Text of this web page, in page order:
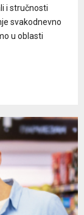
i stručnosti
svakodnevno
u oblasti